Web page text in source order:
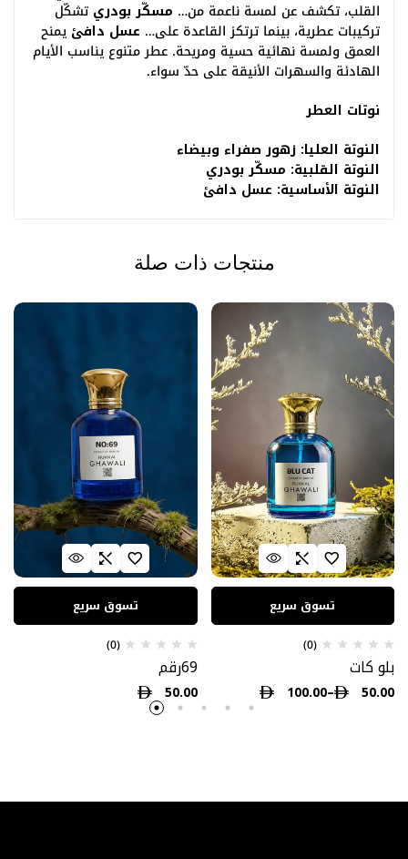
القلب، تكشف عن لمسة ناعمة من… مسكّر بودري تشكّل
تركيبات عطرية، بينما ترتكز القاعدة على… عسل دافئ يمنح
العمق ولمسة نهائية حسية ومريحة. عطر متنوع يناسب الأيام
الهادئة والسهرات الأنيقة على حدّ سواء.
نوتات العطر
النوتة العليا: زهور صفراء وبيضاء
النوتة القلبية: مسكّر بودري
النوتة الأساسية: عسل دافئ
منتجات ذات صلة
تسوق سريع
(0)
بلو كات
50.00
–
100.00
تسوق سريع
(0)
69رقم
50.00